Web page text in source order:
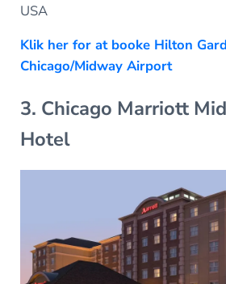
USA
Klik her for at booke Hilton
Chicago/Midway Airport
3. Chicago Marriott
Hotel